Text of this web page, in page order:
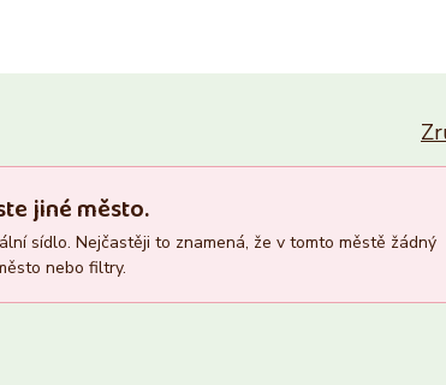
Ano
Ne
jiné město.
sídlo. Nejčastěji to znamená, že v tomto městě žádný
nebo filtry.